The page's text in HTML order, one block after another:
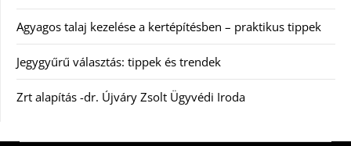
Agyagos talaj kezelése a kertépítésben – praktikus tippek
Jegygyűrű választás: tippek és trendek
Zrt alapítás -dr. Újváry Zsolt Ügyvédi Iroda